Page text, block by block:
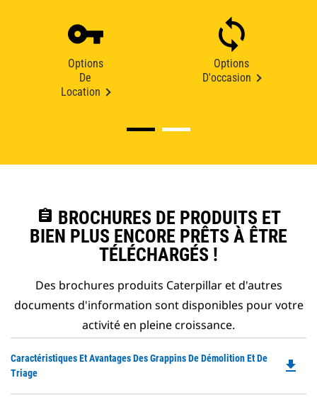
Options
De
Location
Options
D'occasion
assignment BROCHURES DE PRODUITS ET
BIEN PLUS ENCORE PRÊTS À ÊTRE
TÉLÉCHARGÉS !
Des brochures produits Caterpillar et d'autres
documents d'information sont disponibles pour votre
activité en pleine croissance.
Caractéristiques Et Avantages Des Grappins De Démolition Et De
Triage
file_download